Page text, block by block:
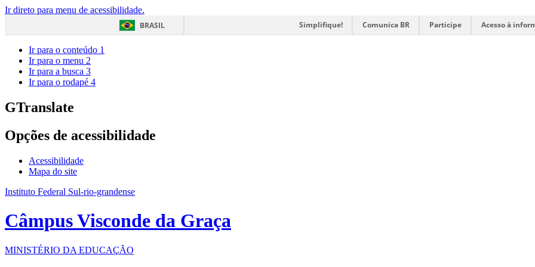
Ir direto para menu de acessibilidade.
BRASIL
Simplifique! Comunica BR Participe Acesso à
Ir para o conteúdo 1
Ir para o menu 2
Ir para a busca 3
Ir para o rodapé 4
GTranslate
Opções de acessibilidade
Acessibilidade
Mapa do site
Instituto Federal Sul-rio-grandense
Câmpus Visconde da Graça
MINISTÉRIO DA EDUCAÇÃO